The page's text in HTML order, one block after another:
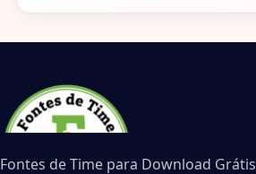
Fontes de Time para Download Grátis